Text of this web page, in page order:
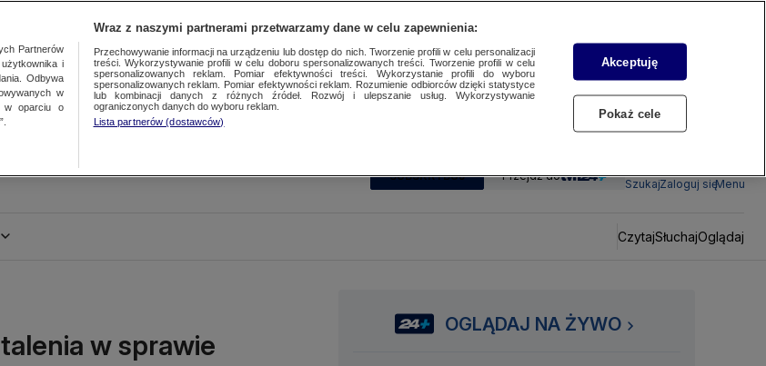
SUBSKRYBUJ Przejdź do
SzukajZaloguj sięMenu
CzytajSłuchajOglądaj
w sprawie
OGLĄDAJ NA ŻYWO
Partnerów
i
Odbywa
w
w oparciu o
Wraz z naszymi partnerami przetwarzamy dane w celu zapewnienia:
Przechowywanie informacji na urządzeniu lub dostęp do nich. Tworzenie profili w celu personalizacji
treści. Wykorzystywanie profili w celu doboru spersonalizowanych treści. Tworzenie profili w celu
spersonalizowanych reklam. Pomiar efektywności treści. Wykorzystanie profili do wyboru
spersonalizowanych reklam. Pomiar efektywności reklam. Rozumienie odbiorców dzięki statystyce
lub kombinacji danych z różnych źródeł. Rozwój i ulepszanie usług. Wykorzystywanie
ograniczonych danych do wyboru reklam.
Lista partnerów (dostawców)
Akceptuję
Pokaż cele